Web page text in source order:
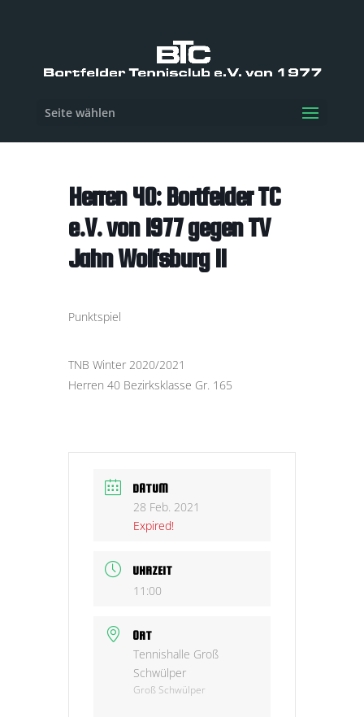
Seite wählen
Herren 40: Bortfelder TC
e.V. von 1977 gegen TV
Jahn Wolfsburg II
Punktspiel
TNB Winter 2020/2021
Herren 40 Bezirksklasse Gr. 165
DATUM
28 Feb. 2021
Expired!
UHRZEIT
11:00
ORT
Tennishalle Groß
Schwülper
Groß Schwülper